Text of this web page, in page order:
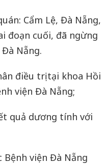
Cẩm Lệ, Đà Nẵng,
đoạn cuối, đã ngừng
Nẵng.
điều trị tại khoa Hồi
viện Đà Nẵng;
quả dương tính với
Bệnh viện Đà Nẵng